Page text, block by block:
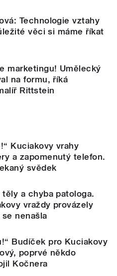
Technologie vztahy
věci si máme říkat
marketingu! Umělecký
na formu, říká
Rittstein
Kuciakovy vrahy
a zapomenutý telefon.
svědek
a chyba patologa.
vraždy provázely
nenašla
Budíček pro Kuciakovy
poprvé někdo
Kočnera